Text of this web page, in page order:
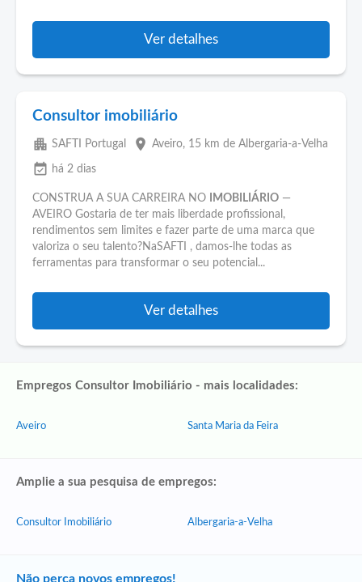
Ver detalhes
Consultor imobiliário
apartment SAFTI Portugal place Aveiro, 15 km de Albergaria-a-Velha
event_available há 2 dias
CONSTRUA A SUA CARREIRA NO IMOBILIÁRIO —
AVEIRO Gostaria de ter mais liberdade profissional,
rendimentos sem limites e fazer parte de uma marca que
valoriza o seu talento?NaSAFTI , damos-lhe todas as
ferramentas para transformar o seu potencial...
Ver detalhes
Empregos Consultor Imobiliário - mais localidades:
Aveiro Santa Maria da Feira
Amplie a sua pesquisa de empregos:
Consultor Imobiliário Albergaria-a-Velha
Não perca novos empregos!